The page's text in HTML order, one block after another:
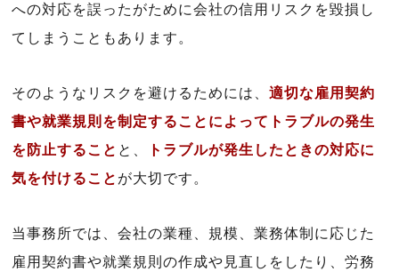
への対応を誤ったがために会社の信用リスクを毀損し
てしまうこともあります。
そのようなリスクを避けるためには、 適切な雇用契約
書や就業規則を制定することによってトラブルの発生
を防止すること と、
トラブルが発生したときの対応に
気を付けること が大切です。
当事務所では、会社の業種、規模、業務体制に応じた
雇用契約書や就業規則の作成や見直しをしたり、労務